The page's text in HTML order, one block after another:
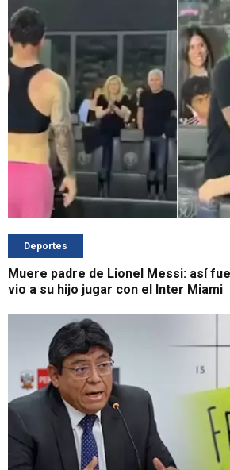
Deportes
Muere padre de Lionel Messi: así
vio a su hijo jugar con el Inter Miami